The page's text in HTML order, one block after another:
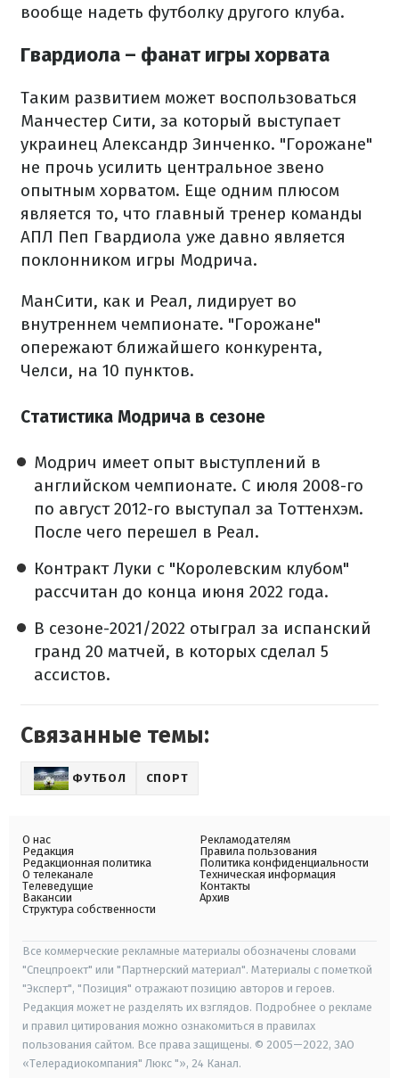
вообще надеть футболку другого клуба.
Гвардиола – фанат игры хорвата
Таким развитием может воспользоваться
Манчестер Сити, за который выступает
украинец Александр Зинченко. "Горожане"
не прочь усилить центральное звено
опытным хорватом. Еще одним плюсом
является то, что главный тренер команды
АПЛ Пеп Гвардиола уже давно является
поклонником игры Модрича.
МанСити, как и Реал, лидирует во
внутреннем чемпионате. "Горожане"
опережают ближайшего конкурента,
Челси, на 10 пунктов.
Статистика Модрича в сезоне
Модрич имеет опыт выступлений в
английском чемпионате. С июля 2008-го
по август 2012-го выступал за Тоттенхэм.
После чего перешел в Реал.
Контракт Луки с "Королевским клубом"
рассчитан до конца июня 2022 года.
В сезоне-2021/2022 отыграл за испанский
гранд 20 матчей, в которых сделал 5
ассистов.
Связанные темы:
ФУТБОЛ СПОРТ
О нас
Редакция
Редакционная политика
О телеканале
Телеведущие
Вакансии
Структура собственности
Рекламодателям
Правила пользования
Политика конфиденциальности
Техническая информация
Контакты
Архив
Все коммерческие рекламные материалы обозначены словами
"Спецпроект" или "Партнерский материал". Материалы с пометкой
"Эксперт", "Позиция" отражают позицию авторов и героев.
Редакция может не разделять их взглядов. Подробнее о рекламе
и правил цитирования можно ознакомиться в правилах
пользования сайтом. Все права защищены. © 2005—2022, ЗАО
«Телерадиокомпания" Люкс "», 24 Канал.